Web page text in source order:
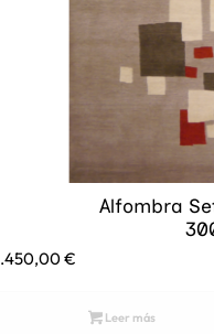
Alfombra
€
Leer más